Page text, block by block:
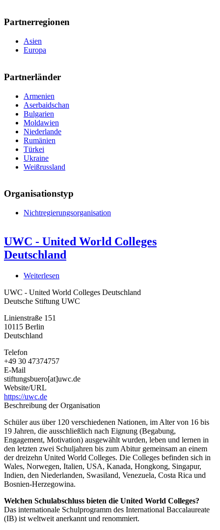
Partnerregionen
Asien
Europa
Partnerländer
Armenien
Aserbaidschan
Bulgarien
Moldawien
Niederlande
Rumänien
Türkei
Ukraine
Weißrussland
Organisationstyp
Nichtregierungsorganisation
UWC - United World Colleges
Deutschland
Weiterlesen
-
United
UWC - United World Colleges Deutschland
Deutsche Stiftung UWC
Linienstraße 151
10115 Berlin
Deutschland
Telefon
+49 30 47374757
E-Mail
stiftungsbuero[at]uwc.de
Website/URL
https://uwc.de
Beschreibung der Organisation
Schüler aus über 120 verschiedenen Nationen, im Alter von 16 bis
19 Jahren, die ausschließlich nach Eignung (Begabung,
Engagement, Motivation) ausgewählt wurden, leben und lernen in
den letzten zwei Schuljahren bis zum Abitur gemeinsam an einem
der dreizehn United World Colleges. Die Colleges befinden sich in
Wales, Norwegen, Italien, USA, Kanada, Hongkong, Singapur,
Indien, den Niederlanden, Swasiland, Venezuela, Costa Rica und
Bosnien-Herzegowina.
Welchen Schulabschluss bieten die United World Colleges?
Das internationale Schulprogramm des International Baccalaureate
(IB) ist weltweit anerkannt und renommiert.